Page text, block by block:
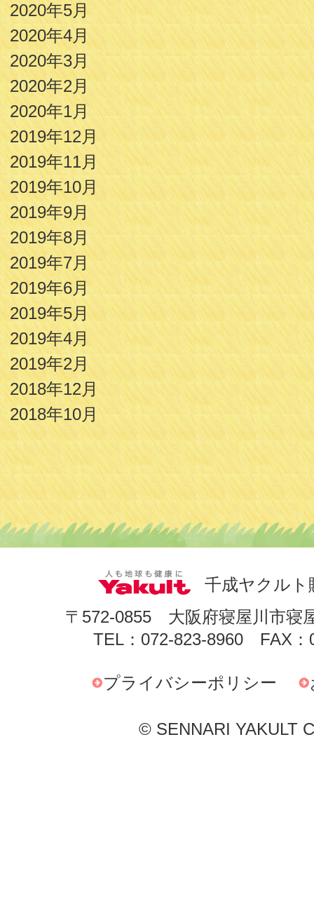
2020年5月
2020年4月
2020年3月
2020年2月
2020年1月
2019年12月
2019年11月
2019年10月
2019年9月
2019年8月
2019年7月
2019年6月
2019年5月
2019年4月
2019年2月
2018年12月
2018年10月
千成ヤクルト
〒572-0855 大阪府寝屋川市寝
TEL：072-823-8960 FAX：
プライバシーポリシー
© SENNARI YAKULT